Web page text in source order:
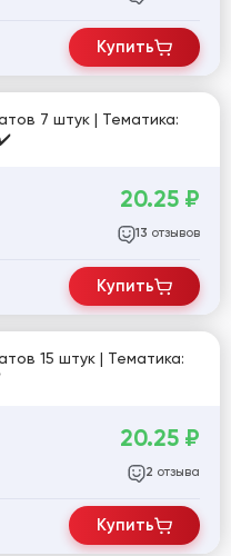
Купить
7 штук | Тематика:
20.25 ₽
13 отзывов
Купить
15 штук | Тематика:
20.25 ₽
2 отзыва
Купить